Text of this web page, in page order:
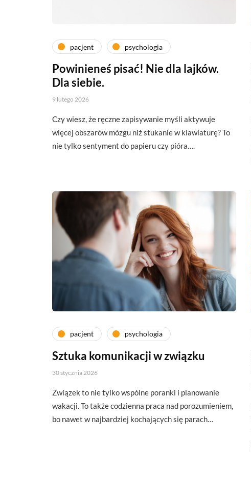
pacjent psychologia
Powinieneś pisać! Nie dla lajków.
Dla siebie.
9 lutego 2026
Czy wiesz, że ręczne zapisywanie myśli aktywuje
więcej obszarów mózgu niż stukanie w klawiaturę? To
nie tylko sentyment do papieru czy pióra….
pacjent psychologia
Sztuka komunikacji w związku
30 stycznia 2026
Związek to nie tylko wspólne poranki i planowanie
wakacji. To także codzienna praca nad porozumieniem,
bo nawet w najbardziej kochających się parach…